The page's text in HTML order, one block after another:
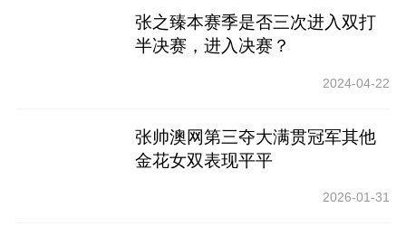
张之臻本赛季是否三次进入双打
半决赛，进入决赛？
2024-04-22
张帅澳网第三夺大满贯冠军其他
金花女双表现平平
2026-01-31